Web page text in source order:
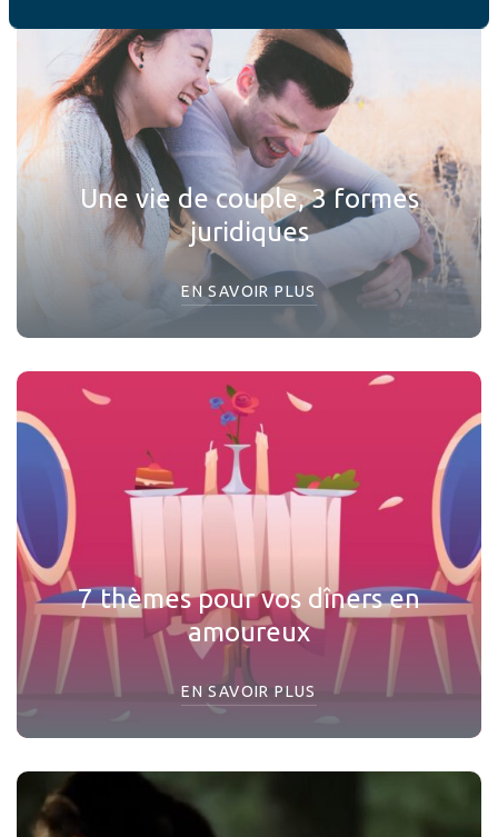
Une vie de couple, 3 formes
juridiques
EN SAVOIR PLUS
7 thèmes pour vos dîners en
amoureux
EN SAVOIR PLUS